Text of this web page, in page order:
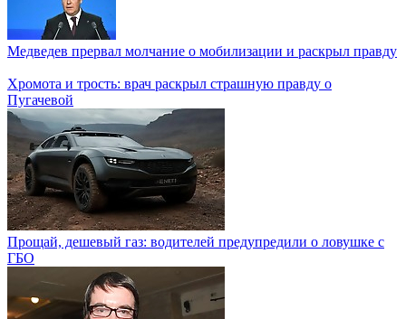
Медведев прервал молчание о мобилизации и раскрыл правду
Хромота и трость: врач раскрыл страшную правду о
Пугачевой
Прощай, дешевый газ: водителей предупредили о ловушке с
ГБО